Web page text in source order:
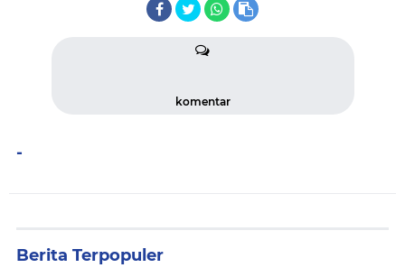
komentar
-
Berita Terpopuler